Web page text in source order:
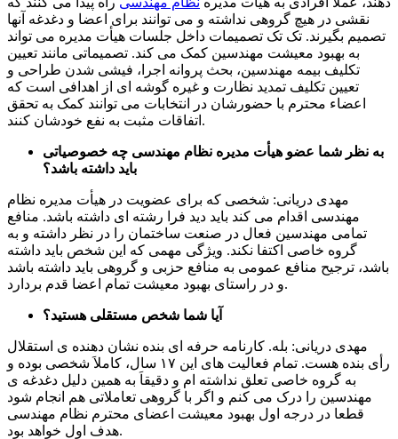
نقشی در هیچ گروهی نداشته و می توانند برای اعضا و دغدغه آنها
تصمیم بگیرند. تک تک تصمیمات داخل جلسات هیأت مدیره می تواند
به بهبود معیشت مهندسین کمک می کند. تصمیماتی مانند تعیین
تکلیف بیمه مهندسین، بحث پروانه اجرا، فیشی شدن طراحی و
تعیین تکلیف تمدید نظارت و غیره گوشه ای از اهدافی است که
اعضاء محترم با حضورشان در انتخابات می توانند کمک به تحقق
اتفاقات مثبت به نفع خودشان کنند.
به نظر شما عضو هیأت مدیره نظام مهندسی چه خصوصیاتی
باید داشته باشد؟
مهدی دریانی: شخصی که برای عضویت در هیأت مدیره نظام
مهندسی اقدام می کند باید دید فرا رشته ای داشته باشد. منافع
تمامی مهندسین فعال در صنعت ساختمان را در نظر داشته و به
گروه خاصی اکتفا نکند. ویژگی مهمی که این شخص باید داشته
باشد، ترجیح منافع عمومی به منافع حزبی و گروهی باید داشته باشد
و در راستای بهبود معیشت تمام اعضا قدم بردارد.
آیا شما شخص مستقلی هستید؟
مهدی دریانی: بله. کارنامه حرفه ای بنده نشان دهنده ی استقلال
رأی بنده هست. تمام فعالیت های این ۱۷ سال، کاملاَ شخصی بوده و
به گروه خاصی تعلق نداشته ام و دقیقاَ به همین دلیل دغدغه ی
مهندسین را درک می کنم و اگر با گروهی تعاملاتی هم انجام شود
قطعا در درجه اول بهبود معیشت اعضای محترم نظام مهندسی
هدف اول خواهد بود.